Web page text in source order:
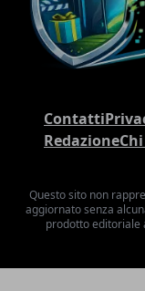
Contatti
Redazione
Questo sito non
aggiornato senza
prodotto editoriale